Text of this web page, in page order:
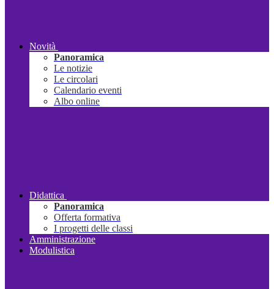
Novità
Panoramica
Le notizie
Le circolari
Calendario eventi
Albo online
Didattica
Panoramica
Offerta formativa
I progetti delle classi
Amministrazione
Modulistica